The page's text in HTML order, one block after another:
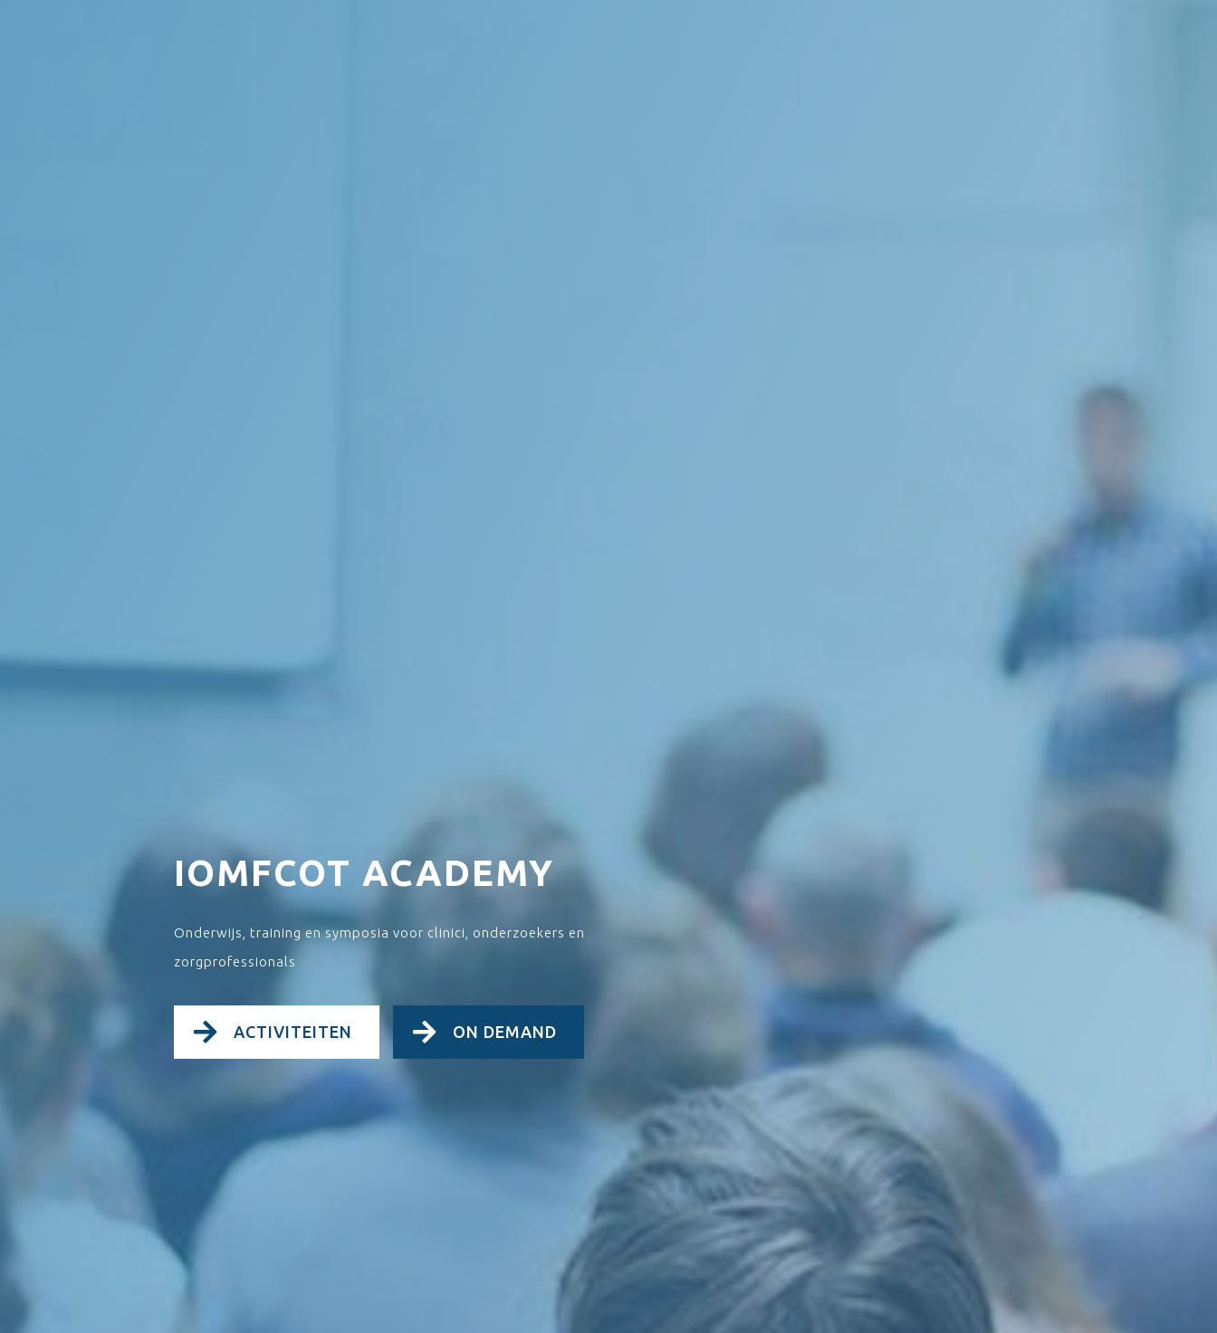
IOMFCOT ACADEMY
Onderwijs, training en symposia voor clinici, onderzoekers en
zorgprofessionals
ACTIVITEITEN ON DEMAND